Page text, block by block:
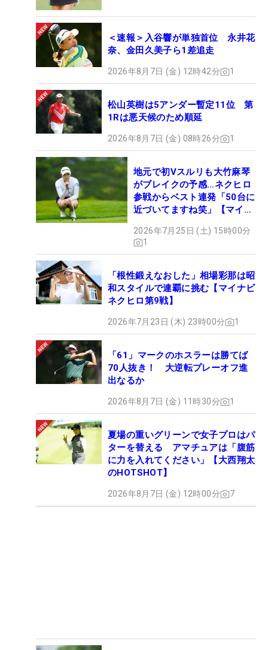
＜速報＞入谷響が単独首位 永井花
奈、金田久美子ら1差追走
2026年8月7日 (金) 12時42分 1
松山英樹は5アンダー暫定11位 第
1Rは悪天候のため順延
2026年8月7日 (金) 08時26分 1
地元で初Vスルリも大竹麻琴
がブレイクの予感…ネクヒロ
参戦からベスト連発「50台に
近づいてますね笑」【マイナ
2026年7月25日 (土) 15時00分
1
「根性鍛えなおした」相場彩那は昭
和スタイルで連覇に挑む【マイナビ
ネクヒロ第9戦】
2026年7月23日 (木) 23時00分 1
「61」マークのホスラーは勝てば
70人抜き！ 大逆転プレーオフ進
出なるか
2026年8月7日 (金) 11時30分 1
夏場の重いグリーンで女子プロはパ
ターを替える アマチュアは「腹筋
に力を入れてください」【大西翔太
のHOTSHOT】
2026年8月7日 (金) 12時00分 7